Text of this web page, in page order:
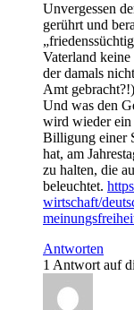
Unvergessen
gerührt und
Vaterland
der damals
Amt gebracht?!)
Und was den
wird wieder ein
Billigung einer
hat, am
zu halten, die
beleuchtet.
wirtschaft/
Antworten
1 Antwort auf